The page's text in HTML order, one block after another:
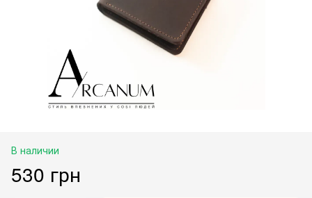
В наличии
530 грн